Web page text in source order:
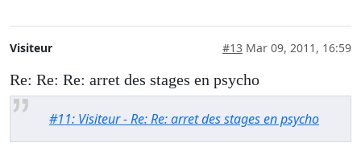
Visiteur #13 Mar 09, 2011, 16:59
Re: Re: Re: arret des stages en psycho
#11: Visiteur - Re: Re: arret des stages en psycho